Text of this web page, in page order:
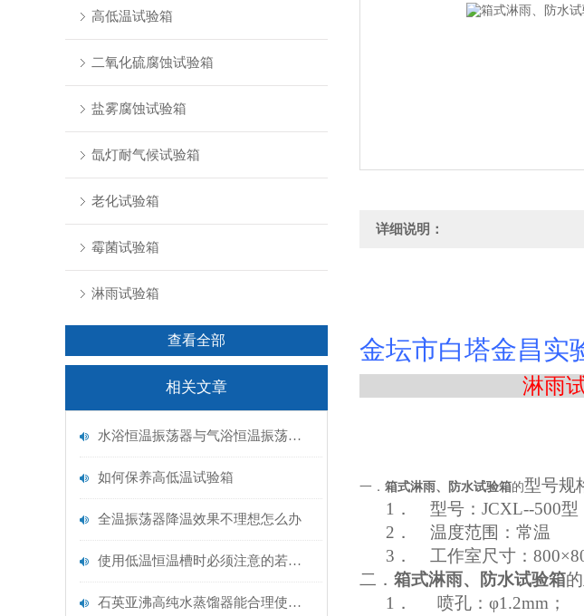
高低温试验箱
二氧化硫腐蚀试验箱
盐雾腐蚀试验箱
氙灯耐气候试验箱
老化试验箱
霉菌试验箱
淋雨试验箱
查看全部
相关文章
水浴恒温振荡器与气浴恒温振荡器的区别
如何保养高低温试验箱
全温振荡器降温效果不理想怎么办
使用低温恒温槽时必须注意的若干问题
石英亚沸高纯水蒸馏器能合理使用能源
详细说明：
金坛市白塔金昌实
淋雨
一． 箱式淋雨、防水试验箱的型号规
1．
型号： JCXL--500型
2．
温度范围：常温
3．
工作室尺寸： 800×
二． 箱式淋雨、防水试验箱
1．
喷孔： φ1.2mm ；